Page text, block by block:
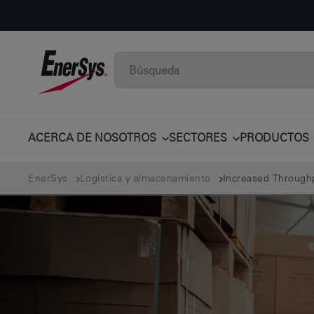
ACERCA DE NOSOTROS SECTORES PRODUCTOS
EnerSys Logística y almacenamiento Increased